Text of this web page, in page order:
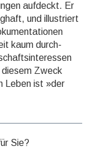
aufdeckt. Er
und illustriert
kaum durch­
diesem Zweck
Leben ist »der
Sie?